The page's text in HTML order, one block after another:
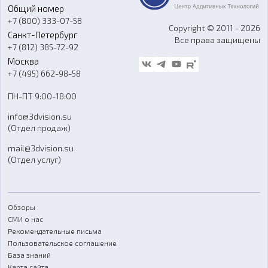
Программное обеспечение
Ремонт и услуги
О компании
Контакты
Гос. закупки
Стать дилером
Блог
FAQ
Общий номер
+7 (800) 333-07-58
Санкт-Петербург
+7 (812) 385-72-92
Москва
+7 (495) 662-98-58
ПН-ПТ 9:00-18:00
info@3dvision.su
(Отдел продаж)
mail@3dvision.su
(Отдел услуг)
Copyright © 2011 - 2026
Все права защищены
Обзоры
СМИ о нас
Рекомендательные письма
Пользовательское соглашение
База знаний